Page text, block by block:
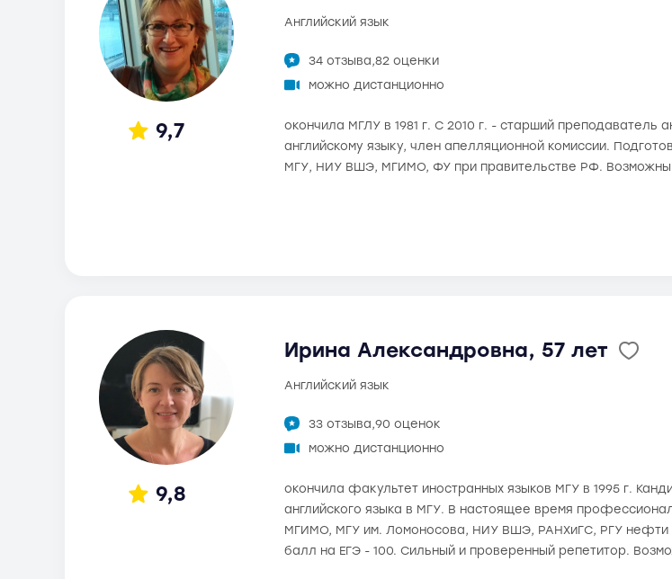
9,7
английский язык
34 отзыва,82 оценки
можно дистанционно
окончила МГЛУ в 1981 г. С 2010 г. - старший преподаватель
английскому языку, член апелляционной комиссии.
МГУ, НИУ ВШЭ, МГИМО, ФУ при правительстве РФ. Возможны
9,8
Ирина Александровна, 57 лет
английский язык
33 отзыва,90 оценок
можно дистанционно
окончила факультет иностранных языков МГУ в 1995 г.
английского языка в МГУ. В настоящее время
МГИМО, МГУ им. Ломоносова, НИУ ВШЭ, РАНХиГС, РГУ нефти
балл на ЕГЭ - 100. Сильный и проверенный репетитор.